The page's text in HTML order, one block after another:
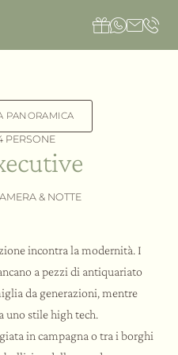
PANORAMICA
PERSONE
& NOTTE
incontra la modernità. I
a pezzi di antiquariato
da generazioni, mentre
uno stile high tech.
in campagna o tra i borghi